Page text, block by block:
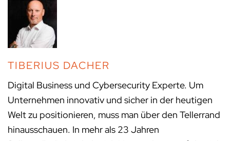
TIBERIUS DACHER
Digital Business und Cybersecurity Experte. Um
Unternehmen innovativ und sicher in der heutigen
Welt zu positionieren, muss man über den Tellerrand
hinausschauen. In mehr als 23 Jahren